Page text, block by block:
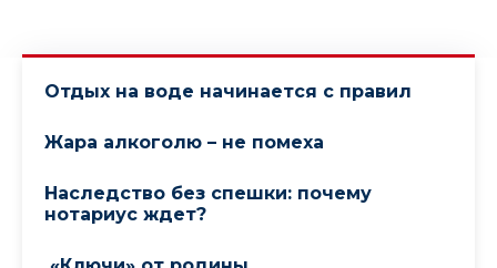
Отдых на воде начинается с правил
Жара алкоголю – не помеха
Наследство без спешки: почему
нотариус ждет?